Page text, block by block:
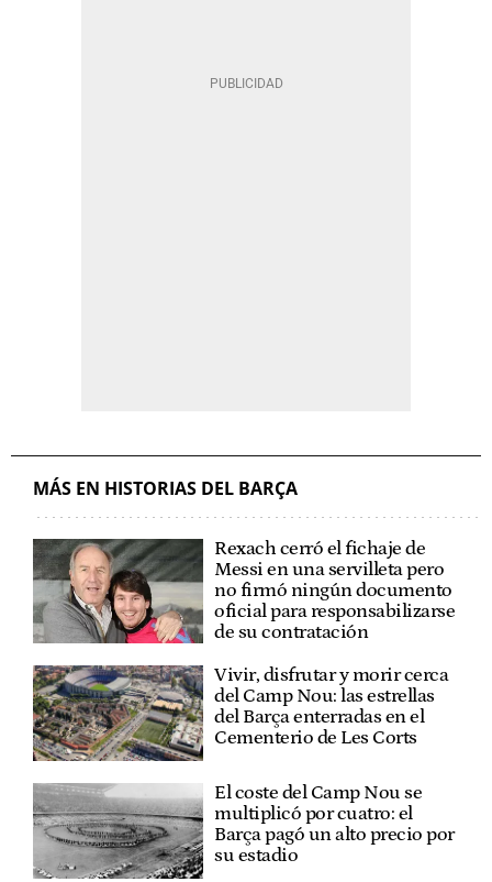
MÁS EN HISTORIAS DEL BARÇA
Rexach cerró el fichaje de
Messi en una servilleta pero
no firmó ningún documento
oficial para responsabilizarse
de su contratación
Vivir, disfrutar y morir cerca
del Camp Nou: las estrellas
del Barça enterradas en el
Cementerio de Les Corts
El coste del Camp Nou se
multiplicó por cuatro: el
Barça pagó un alto precio por
su estadio